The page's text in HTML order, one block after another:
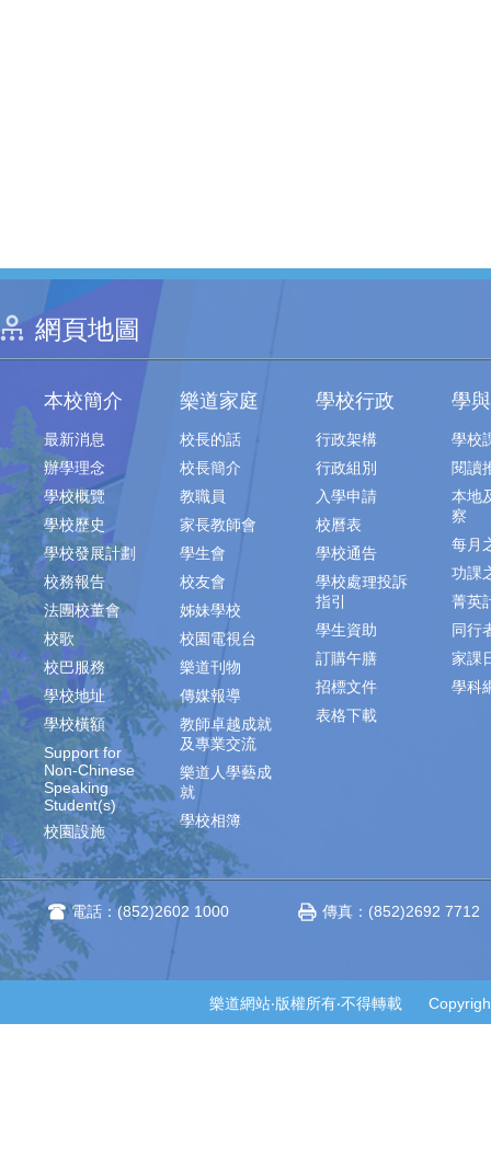
網頁地圖
本校簡介
最新消息
辦學理念
學校概覽
學校歷史
學校發展計劃
校務報告
法團校董會
校歌
校巴服務
學校地址
學校橫額
Support for
Non-Chinese
Speaking
Student(s)
校園設施
樂道家庭
校長的話
校長簡介
教職員
家長教師會
學生會
校友會
姊妹學校
校園電視台
樂道刊物
傳媒報導
教師卓越成就
及專業交流
樂道人學藝成
就
學校相簿
學校行政
行政架構
行政組別
入學申請
校曆表
學校通告
學校處理投訴
指引
學生資助
訂購午膳
招標文件
表格下載
學
學校
閱讀
本地
察
每月
功課
菁英
同行
家課
學科
電話：(852)2602 1000 傳真：(852)2692 7712
樂道網站‧版權所有‧不得轉載